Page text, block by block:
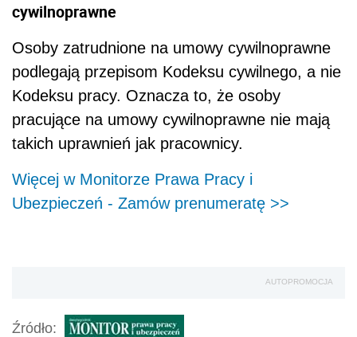
cywilnoprawne
Osoby zatrudnione na umowy cywilnoprawne
podlegają przepisom Kodeksu cywilnego, a nie
Kodeksu pracy. Oznacza to, że osoby
pracujące na umowy cywilnoprawne nie mają
takich uprawnień jak pracownicy.
Więcej w Monitorze Prawa Pracy i
Ubezpieczeń - Zamów prenumeratę >>
AUTOPROMOCJA
Źródło: